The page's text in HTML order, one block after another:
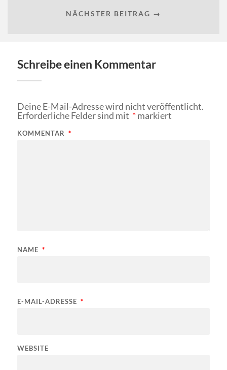
NÄCHSTER BEITRAG →
Schreibe einen Kommentar
Deine E-Mail-Adresse wird nicht veröffentlicht.
Erforderliche Felder sind mit *markiert
KOMMENTAR *
NAME *
E-MAIL-ADRESSE *
WEBSITE